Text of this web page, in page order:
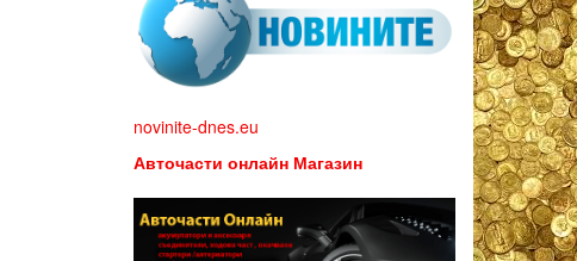
novinite-dnes.eu
Авточасти онлайн Магазин